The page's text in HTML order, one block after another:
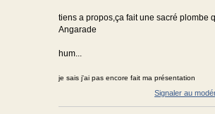
tiens a propos,ça fait une sacré plombe
Angarade
hum...
je sais j'ai pas encore fait ma présentation
Signaler au